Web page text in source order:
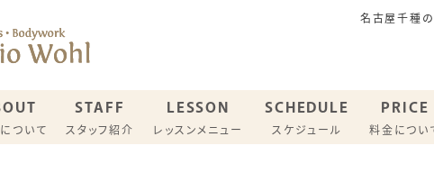
名古屋千種の
ついて
STAFF
スタッフ紹介
LESSON
レッスンメニュー
SCHEDULE
スケジュール
ール
一宮スタジオ スケジュール
PRICE
料金につい